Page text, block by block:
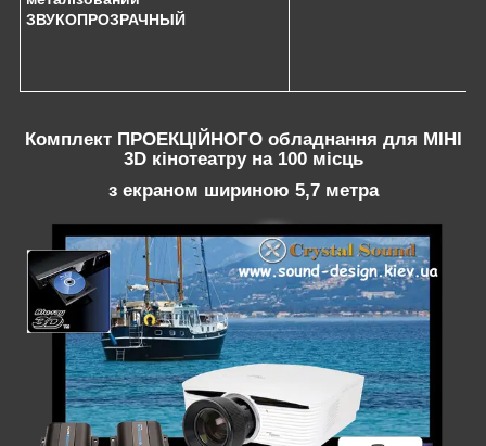
ЗВУКОПРОЗРАЧНЫЙ
Комплект ПРОЕКЦІЙНОГО обладнання для МІНІ
3D кінотеатру на 100 місць
з екраном шириною 5,7 метра